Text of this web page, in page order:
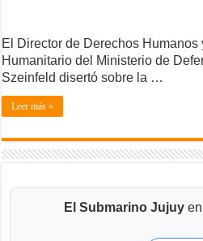
El Director de Derechos Humanos
Humanitario del Ministerio de
Szeinfeld disertó sobre la …
Leer más »
El Submarino Jujuy